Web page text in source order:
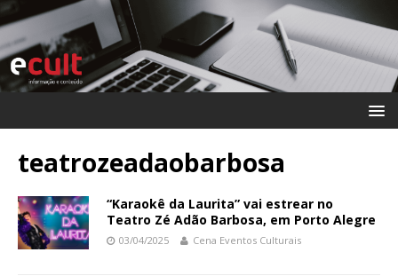
teatrozeadaobarbosa
“Karaokê da Laurita” vai estrear no
Teatro Zé Adão Barbosa, em Porto Alegre
03/04/2025 Cena Eventos Culturais